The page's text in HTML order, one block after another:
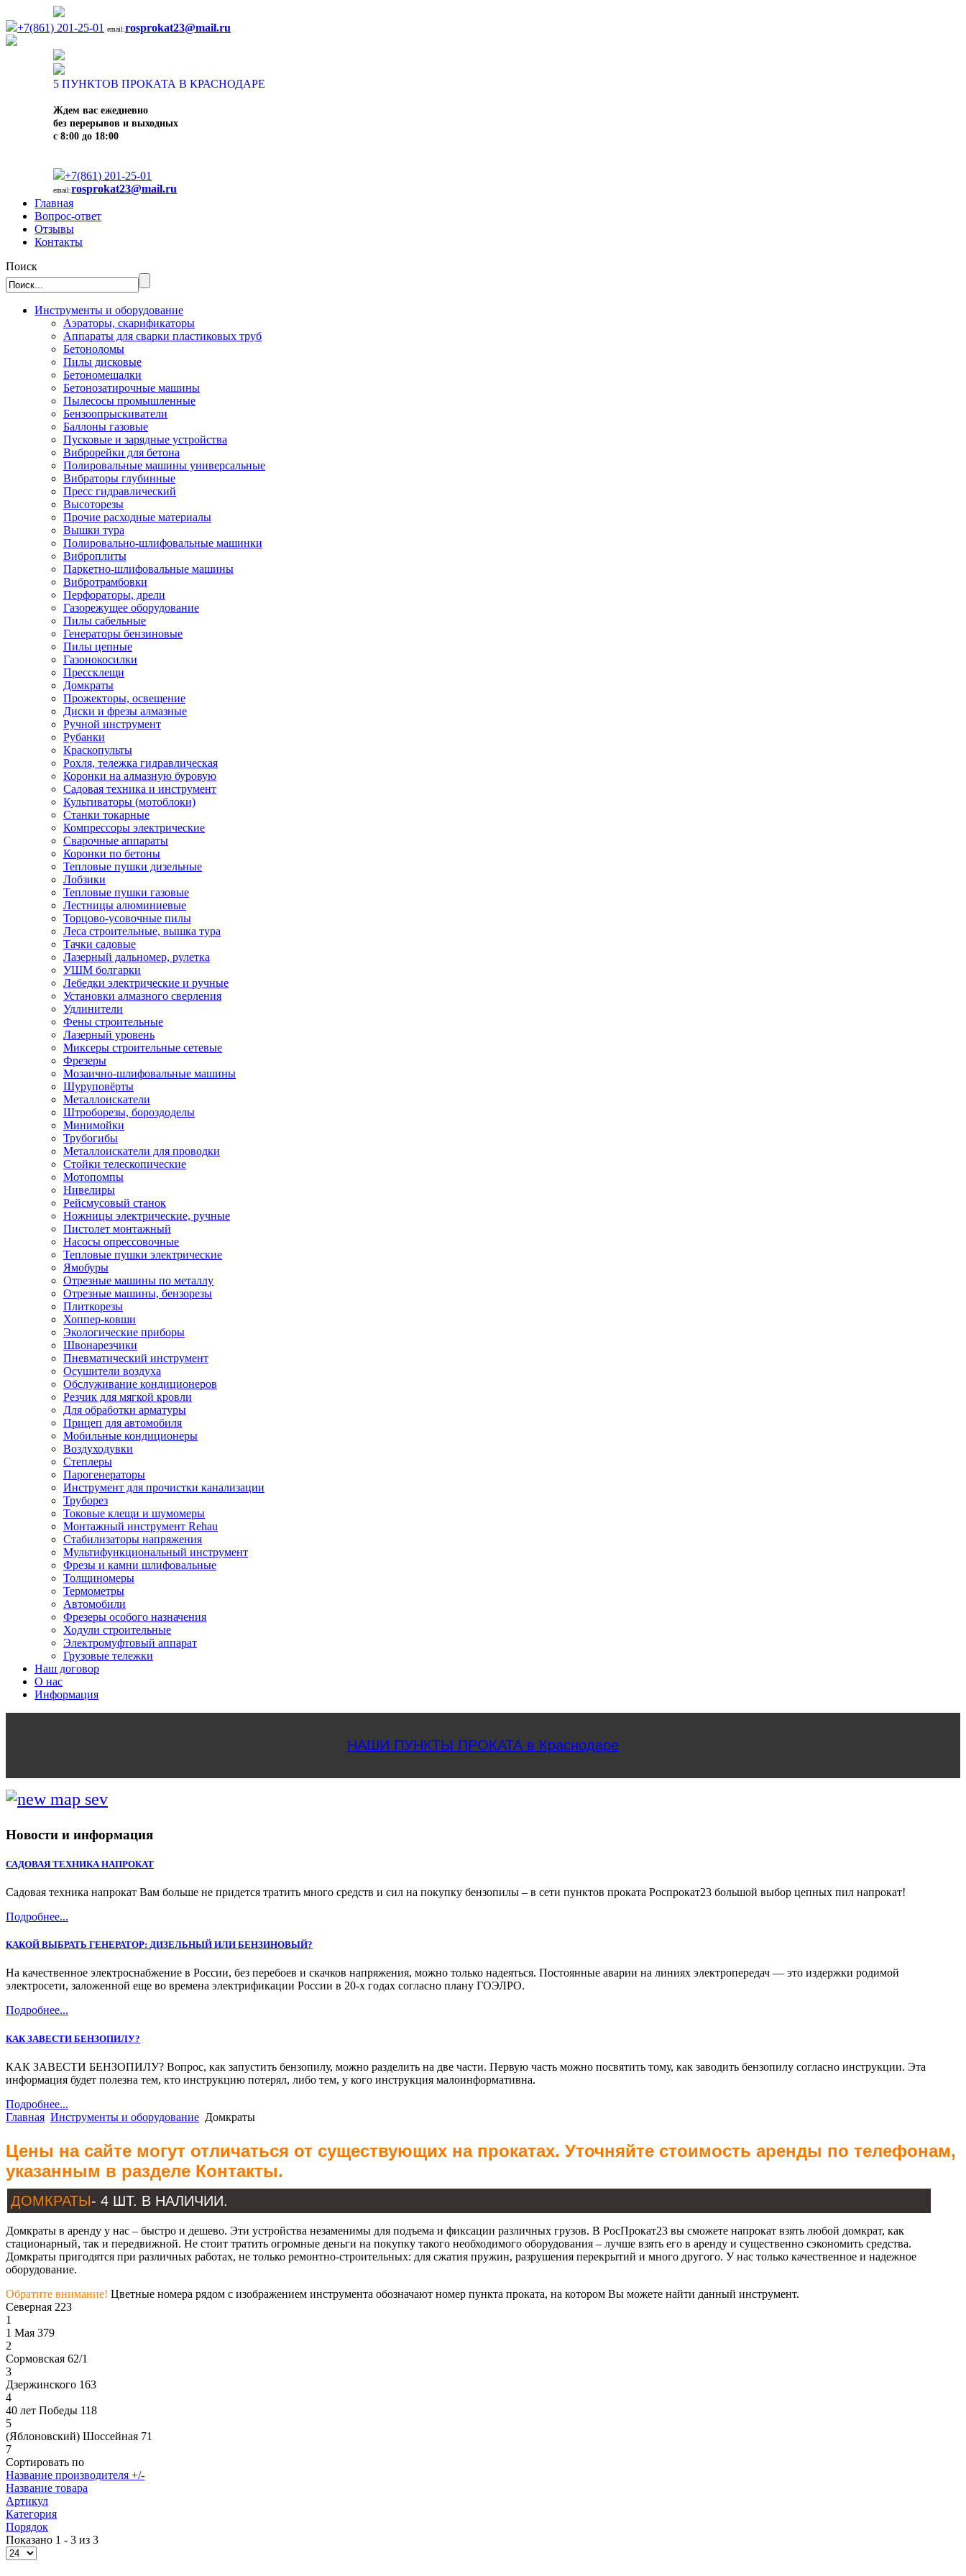
+7(861) 201-25-01 email:rosprokat23@mail.ru
5 ПУНКТОВ ПРОКАТА В КРАСНОДАРЕ
Ждем вас ежедневно
без перерывов и выходных
с 8:00 до 18:00
+7(861) 201-25-01
email:rosprokat23@mail.ru
Главная
Вопрос-ответ
Отзывы
Контакты
Поиск
Инструменты и оборудование
Аэраторы, скарификаторы
Аппараты для сварки пластиковых труб
Бетоноломы
Пилы дисковые
Бетономешалки
Бетонозатирочные машины
Пылесосы промышленные
Бензоопрыскиватели
Баллоны газовые
Пусковые и зарядные устройства
Виброрейки для бетона
Полировальные машины универсальные
Вибраторы глубинные
Пресс гидравлический
Высоторезы
Прочие расходные материалы
Вышки тура
Полировально-шлифовальные машинки
Виброплиты
Паркетно-шлифовальные машины
Вибротрамбовки
Перфораторы, дрели
Газорежущее оборудование
Пилы сабельные
Генераторы бензиновые
Пилы цепные
Газонокосилки
Прессклещи
Домкраты
Прожекторы, освещение
Диски и фрезы алмазные
Ручной инструмент
Рубанки
Краскопульты
Рохля, тележка гидравлическая
Коронки на алмазную буровую
Садовая техника и инструмент
Культиваторы (мотоблоки)
Станки токарные
Компрессоры электрические
Сварочные аппараты
Коронки по бетоны
Тепловые пушки дизельные
Лобзики
Тепловые пушки газовые
Лестницы алюминиевые
Торцово-усовочные пилы
Леса строительные, вышка тура
Тачки садовые
Лазерный дальномер, рулетка
УШМ болгарки
Лебедки электрические и ручные
Установки алмазного сверления
Удлинители
Фены строительные
Лазерный уровень
Миксеры строительные сетевые
Фрезеры
Мозаично-шлифовальные машины
Шуруповёрты
Металлоискатели
Штроборезы, бороздоделы
Минимойки
Трубогибы
Металлоискатели для проводки
Стойки телескопические
Мотопомпы
Нивелиры
Рейсмусовый станок
Ножницы электрические, ручные
Пистолет монтажный
Насосы опрессовочные
Тепловые пушки электрические
Ямобуры
Отрезные машины по металлу
Отрезные машины, бензорезы
Плиткорезы
Хоппер-ковши
Экологические приборы
Швонарезчики
Пневматический инструмент
Осушители воздуха
Обслуживание кондиционеров
Резчик для мягкой кровли
Для обработки арматуры
Прицеп для автомобиля
Мобильные кондиционеры
Воздуходувки
Степлеры
Парогенераторы
Инструмент для прочистки канализации
Труборез
Токовые клещи и шумомеры
Монтажный инструмент Rehau
Стабилизаторы напряжения
Мультифункциональный инструмент
Фрезы и камни шлифовальные
Толщиномеры
Термометры
Автомобили
Фрезеры особого назначения
Ходули строительные
Электромуфтовый аппарат
Грузовые тележки
Наш договор
О нас
Информация
НАШИ ПУНКТЫ ПРОКАТА в Краснодаре
Новости и информация
САДОВАЯ ТЕХНИКА НАПРОКАТ
Садовая техника напрокат Вам больше не придется тратить много средств и сил на покупку бензопилы – в сети пунктов проката Роспрокат23 большой выбор цепных пил напрокат!
Подробнее...
КАКОЙ ВЫБРАТЬ ГЕНЕРАТОР: ДИЗЕЛЬНЫЙ ИЛИ БЕНЗИНОВЫЙ?
На качественное электроснабжение в России, без перебоев и скачков напряжения, можно только надеяться. Постоянные аварии на линиях электропередач — это издержки родимой
электросети, заложенной еще во времена электрификации России в 20-х годах согласно плану ГОЭЛРО.
Подробнее...
КАК ЗАВЕСТИ БЕНЗОПИЛУ?
КАК ЗАВЕСТИ БЕНЗОПИЛУ? Вопрос, как запустить бензопилу, можно разделить на две части. Первую часть можно посвятить тому, как заводить бензопилу согласно инструкции. Эта
информация будет полезна тем, кто инструкцию потерял, либо тем, у кого инструкция малоинформативна.
Подробнее...
Главная Инструменты и оборудование Домкраты
Цены на сайте могут отличаться от существующих на прокатах. Уточняйте стоимость аренды по телефонам,
указанным в разделе Контакты.
ДОМКРАТЫ- 4 ШТ. В НАЛИЧИИ.
Домкраты в аренду у нас – быстро и дешево. Эти устройства незаменимы для подъема и фиксации различных грузов. В РосПрокат23 вы сможете напрокат взять любой домкрат, как
стационарный, так и передвижной. Не стоит тратить огромные деньги на покупку такого необходимого оборудования – лучше взять его в аренду и существенно сэкономить средства.
Домкраты пригодятся при различных работах, не только ремонтно-строительных: для сжатия пружин, разрушения перекрытий и много другого. У нас только качественное и надежное
оборудование.
Обратите внимание! Цветные номера рядом с изображением инструмента обозначают номер пункта проката, на котором Вы можете найти данный инструмент.
Северная 223
1
1 Мая 379
2
Сормовская 62/1
3
Дзержинского 163
4
40 лет Победы 118
5
(Яблоновский) Шоссейная 71
7
Сортировать по
Название производителя +/-
Название товара
Артикул
Категория
Порядок
Показано 1 - 3 из 3